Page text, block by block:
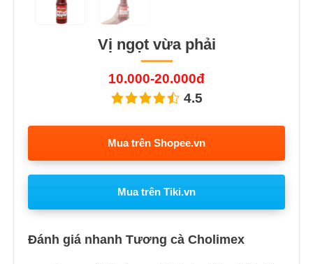
Vị ngọt vừa phải
10.000-20.000đ
4.5
Mua trên Shopee.vn
Mua trên Tiki.vn
Đánh giá nhanh Tương cà Cholimex